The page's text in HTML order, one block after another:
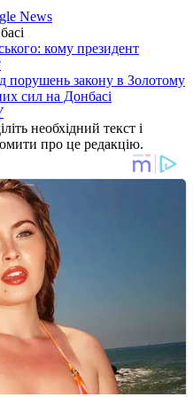
News
кому президент
порушень закону в Золотому
сил на Донбасі
необхідний текст і
про це редакцію.